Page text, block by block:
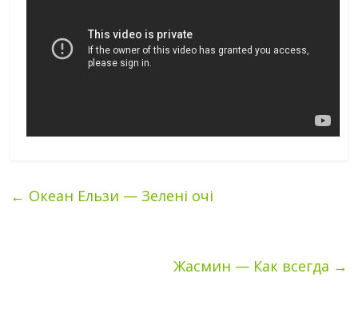
← Океан Ельзи — Зелені очі
Жасмин — Как всегда →